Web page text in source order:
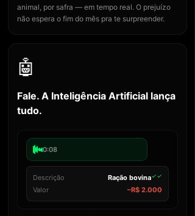
animal, por safra — em tempo real. O prejuízo
não espera o fim do mês pra te surpreender.
🤖
Fale. A Inteligência Artificial lança
tudo.
0:08
✓✓
Descrição
Ração bovina
Valor
−R$ 2.000